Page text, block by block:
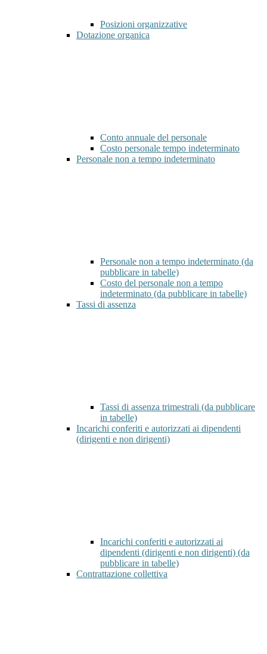
Posizioni organizzative
Dotazione organica
Conto annuale del personale
Costo personale tempo indeterminato
Personale non a tempo indeterminato
Personale non a tempo indeterminato (da
pubblicare in tabelle)
Costo del personale non a tempo
indeterminato (da pubblicare in tabelle)
Tassi di assenza
Tassi di assenza trimestrali (da pubblicare
in tabelle)
Incarichi conferiti e autorizzati ai dipendenti
(dirigenti e non dirigenti)
Incarichi conferiti e autorizzati ai
dipendenti (dirigenti e non dirigenti) (da
pubblicare in tabelle)
Contrattazione collettiva